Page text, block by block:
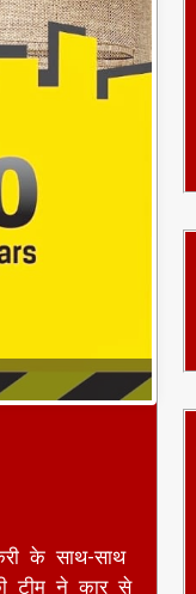
टीम ने कार से
है।इसके
विकास